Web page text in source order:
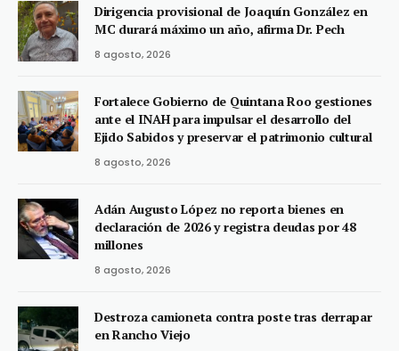
Dirigencia provisional de Joaquín González en
MC durará máximo un año, afirma Dr. Pech
8 agosto, 2026
Fortalece Gobierno de Quintana Roo gestiones
ante el INAH para impulsar el desarrollo del
Ejido Sabidos y preservar el patrimonio cultural
8 agosto, 2026
Adán Augusto López no reporta bienes en
declaración de 2026 y registra deudas por 48
millones
8 agosto, 2026
Destroza camioneta contra poste tras derrapar
en Rancho Viejo